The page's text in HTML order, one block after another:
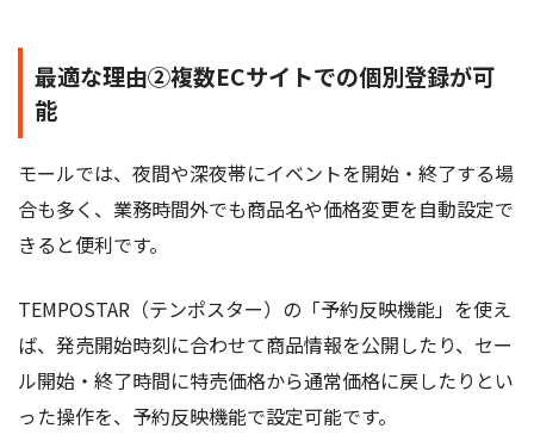
最適な理由②複数ECサイトでの個別登録が可
能
モールでは、夜間や深夜帯にイベントを開始・終了する場
合も多く、業務時間外でも商品名や価格変更を自動設定で
きると便利です。
TEMPOSTAR（テンポスター）の「予約反映機能」を使え
ば、発売開始時刻に合わせて商品情報を公開したり、セー
ル開始・終了時間に特売価格から通常価格に戻したりとい
った操作を、予約反映機能で設定可能です。